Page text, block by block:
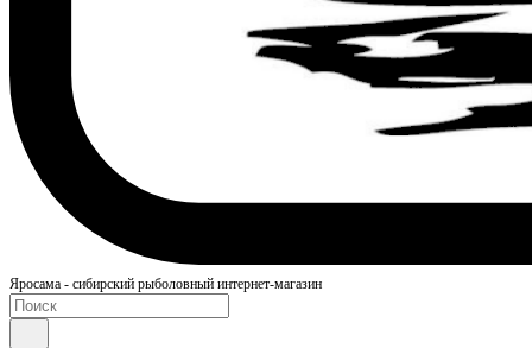
Яросама - сибирский рыболовный интернет-магазин